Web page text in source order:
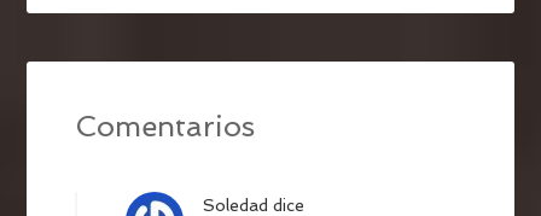
Comentarios
Soledad dice